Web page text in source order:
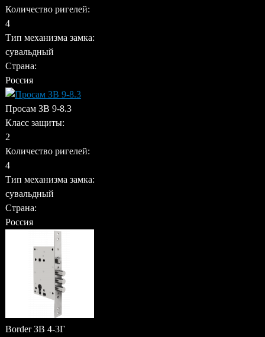
Количество ригелей:
4
Тип механизма замка:
сувальдный
Страна:
Россия
Просам ЗВ 9-8.3
Класс защиты:
2
Количество ригелей:
4
Тип механизма замка:
сувальдный
Страна:
Россия
Border ЗВ 4-3Г